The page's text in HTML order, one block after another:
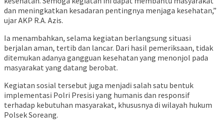
dan meningkatkan kesadaran pentingnya menjaga kesehatan,”
ujar AKP R.A. Azis.
Ia menambahkan, selama kegiatan berlangsung situasi
berjalan aman, tertib dan lancar. Dari hasil pemeriksaan, tidak
ditemukan adanya gangguan kesehatan yang menonjol pada
masyarakat yang datang berobat.
Kegiatan sosial tersebut juga menjadi salah satu bentuk
implementasi Polri Presisi yang humanis dan responsif
terhadap kebutuhan masyarakat, khususnya di wilayah hukum
Polsek Soreang.